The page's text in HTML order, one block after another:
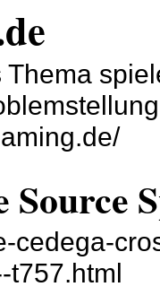
cedega-
t757.html